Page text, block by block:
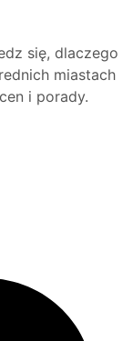
się, dlaczego
miastach
i porady.